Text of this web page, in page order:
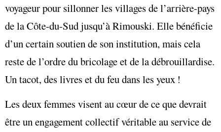
voyageur pour sillonner les villages de l’arrière-pays
de la Côte-du-Sud jusqu’à Rimouski. Elle bénéficie
d’un certain soutien de son institution, mais cela
reste de l’ordre du bricolage et de la débrouillardise.
Un tacot, des livres et du feu dans les yeux !
Les deux femmes visent au cœur de ce que devrait
être un engagement collectif véritable au service de